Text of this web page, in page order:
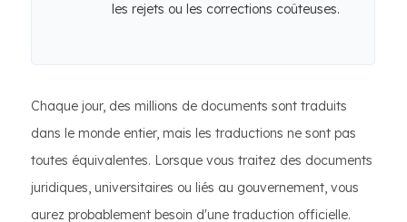
les rejets ou les corrections coûteuses.
Chaque jour, des millions de documents sont traduits
dans le monde entier, mais les traductions ne sont pas
toutes équivalentes. Lorsque vous traitez des documents
juridiques, universitaires ou liés au gouvernement, vous
aurez probablement besoin d'une traduction officielle.